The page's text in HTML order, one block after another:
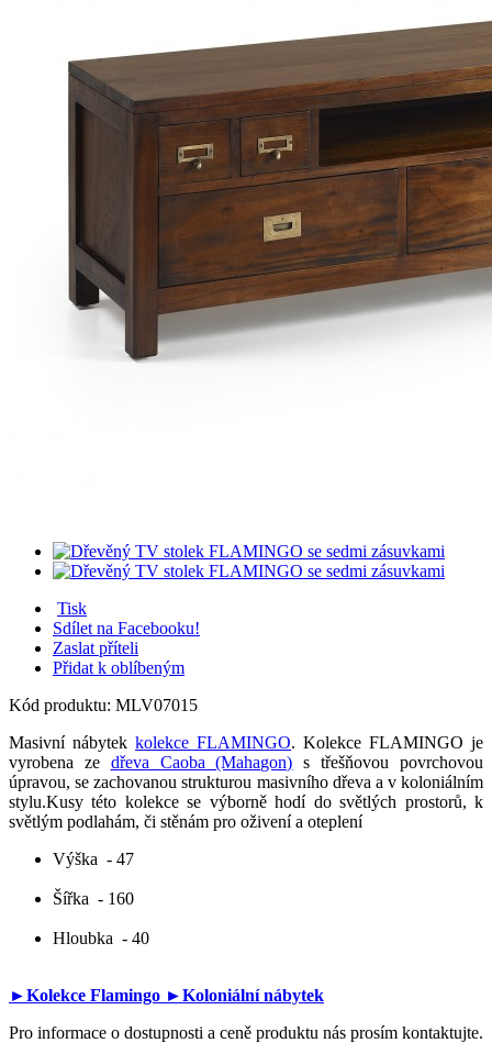
Tisk
Sdílet na Facebooku!
Zaslat příteli
Přidat k oblíbeným
Kód produktu: MLV07015
Masivní nábytek kolekce FLAMINGO. Kolekce FLAMINGO je
vyrobena ze dřeva Caoba (Mahagon) s třešňovou povrchovou
úpravou, se zachovanou strukturou masivního dřeva a v koloniálním
stylu.Kusy této kolekce se výborně hodí do světlých prostorů, k
světlým podlahám, či stěnám pro oživení a oteplení
Výška - 47
Šířka - 160
Hloubka - 40
►Kolekce Flamingo ►Koloniální nábytek
Pro informace o dostupnosti a ceně produktu nás prosím kontaktujte.